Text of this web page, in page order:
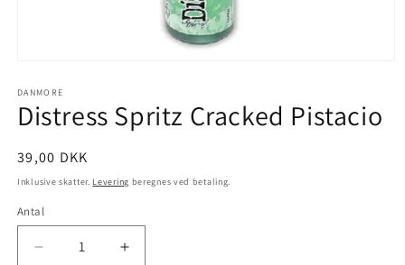
DANMORE
Distress Spritz Cracked Pistacio
39,00 DKK
Inklusive skatter. Levering beregnes ved betaling.
Antal